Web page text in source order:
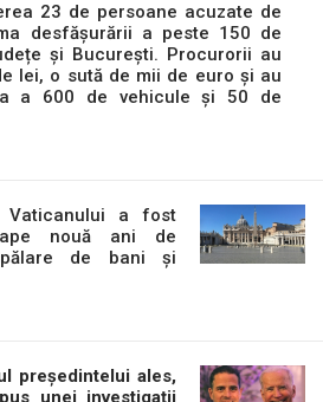
23 de persoane acuzate de
desfășurării a peste 150 de
și București. Procurorii au
lei, o sută de mii de euro și au
a 600 de vehicule și 50 de
a fost
nouă ani de
de bani și
președintelui ales,
unei investigații